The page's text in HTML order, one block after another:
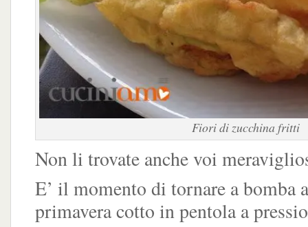
Fiori di zucchina fritti
Non li trovate anche voi
E’ il momento di tornare a bomba
primavera cotto in pentola a